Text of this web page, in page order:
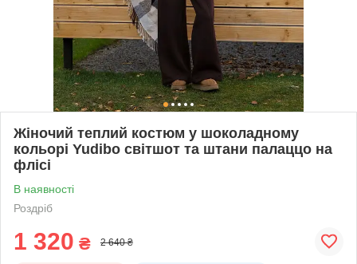
Жіночий теплий костюм у шоколадному
кольорі Yudibo світшот та штани палаццо на
флісі
В наявності
Роздріб
1 320 ₴ 2 640 ₴